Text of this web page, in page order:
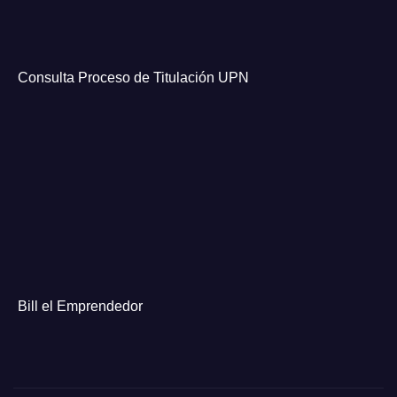
Consulta Proceso de Titulación UPN
Bill el Emprendedor